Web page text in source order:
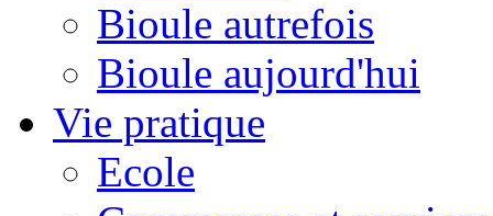
Bioule autrefois
Bioule aujourd'hui
Vie pratique
Ecole